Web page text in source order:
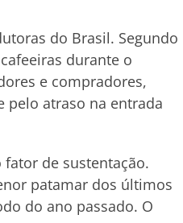
do Brasil. Segundo
durante o
e compradores,
pelo atraso na entrada
de sustentação.
patamar dos últimos
do ano passado. O